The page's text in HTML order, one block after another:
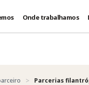
Onde trabalhamos
Parcerias